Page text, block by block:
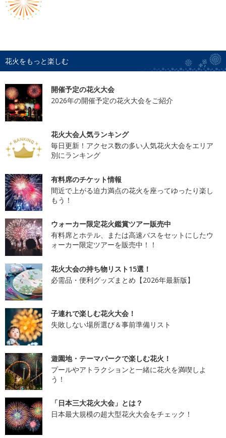
花火をもっと楽しむ
開催予定の花火大会
2026年の開催予定の花火大会をご紹介
花火大会人気ランキング
毎日更新！アクセス数の多い人気花火大会をエリア
別にランキング
有料席のチケット情報
間近で上がる迫力満点の花火を座ってゆったり楽し
もう！
ウォーカー限定花火鑑賞ツアー販売中
有料席とホテル、または高速バスをセットにしたウ
ォーカー限定ツアーを販売中！！
花火大会の持ち物リスト15選！
必需品・便利グッズまとめ【2026年最新版】
子連れで楽しむ花火大会！
失敗しない場所選び＆事前準備リスト
遊園地・テーマパークで楽しむ花火！
プールやアトラクションと一緒に花火を満喫しよ
う！
「日本三大花火大会」とは？
日本最大規模の超大型花火大会をチェック！